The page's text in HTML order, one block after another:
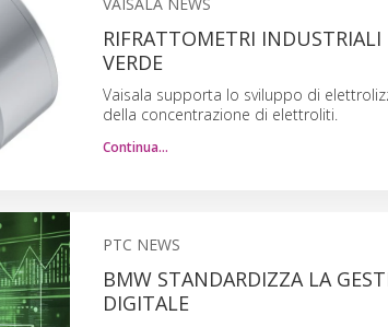
RIFRATTOMETRI
VERDE
Vaisala supporta lo sviluppo di
della concentrazione di elettroliti.
Continua…
PTC NEWS
BMW STANDARDIZZA LA
DIGITALE